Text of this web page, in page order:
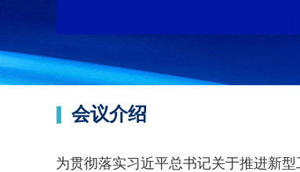
会议介绍
为贯彻落实习近平总书记关于推进新